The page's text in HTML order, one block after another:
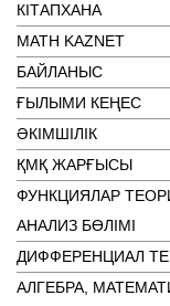
КІТАПХАНА
MATH KAZNET
БАЙЛАНЫС
ҒЫЛЫМИ КЕҢЕС
ӘКІМШІЛІК
ҚМҚ ЖАРҒЫСЫ
ФУНКЦИЯЛАР
АНАЛИЗ БӨЛІМІ
ДИФФЕРЕНЦИАЛ
АЛГЕБРА,